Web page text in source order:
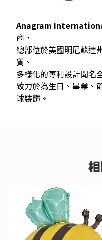
Anagram
商，
總部位於美國明尼蘇達
質、
多樣化的專利設計聞名
致力於為生日、畢業、
球裝飾。